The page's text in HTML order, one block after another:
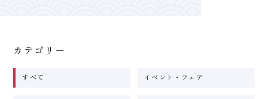
カテゴリー
すべて イベント・フェア